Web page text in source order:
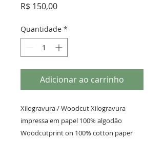
R$ 150,00Preço
Quantidade *
Adicionar ao carrinho
Xilogravura / Woodcut Xilogravura
impressa em papel 100% algodão
Woodcutprint on 100% cotton paper